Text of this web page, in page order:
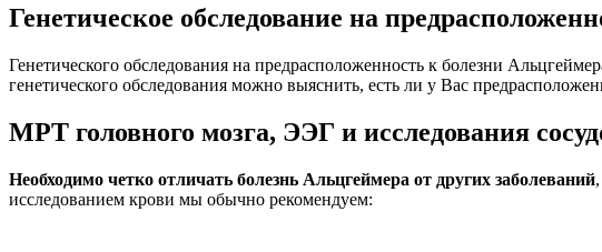
Генетическое обследование на
Генетического обследования на предрасположенность к болезни
генетического обследования можно выяснить, есть ли у Вас
МРТ головного мозга, ЭЭГ и исследования
Необходимо четко отличать болезнь Альцгеймера от других заболеваний
исследованием крови мы обычно рекомендуем: